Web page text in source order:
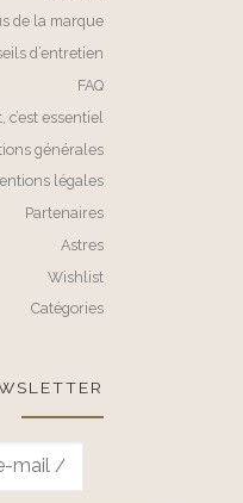
de la marque
d’entretien
FAQ
essentiel
générales
légales
Partenaires
Astres
Wishlist
Catégories